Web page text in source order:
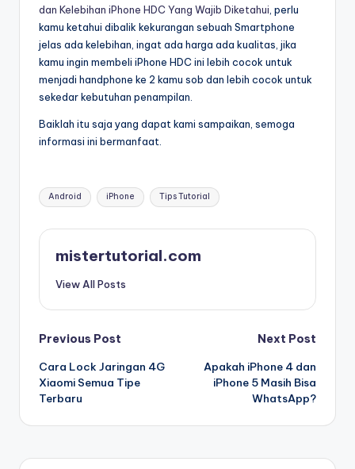
dan Kelebihan iPhone HDC Yang Wajib Diketahui, perlu
kamu ketahui dibalik kekurangan sebuah Smartphone
jelas ada kelebihan, ingat ada harga ada kualitas, jika
kamu ingin membeli iPhone HDC ini lebih cocok untuk
menjadi handphone ke 2 kamu sob dan lebih cocok untuk
sekedar kebutuhan penampilan.
Baiklah itu saja yang dapat kami sampaikan, semoga
informasi ini bermanfaat.
Tags:
Android iPhone Tips Tutorial
mistertutorial.com
View All Posts
Post
navigation
Previous Post
Cara Lock Jaringan 4G
Xiaomi Semua Tipe
Terbaru
Next Post
Apakah iPhone 4 dan
iPhone 5 Masih Bisa
WhatsApp?